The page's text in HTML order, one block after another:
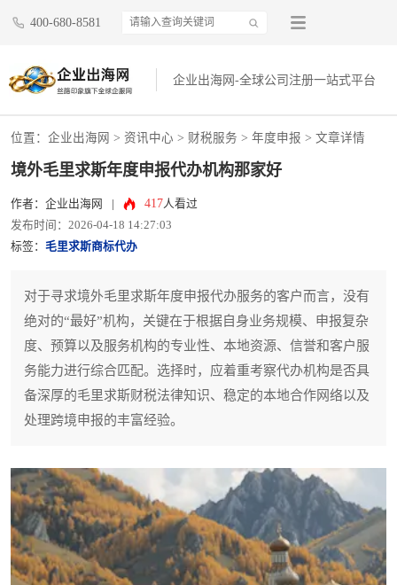
400-680-8581
企业出海网-全球公司注册一站式平台
位置： 企业出海网 > 资讯中心 > 财税服务 > 年度申报 > 文章详情
境外毛里求斯年度申报代办机构那家好
作者：企业出海网 417人看过
发布时间：2026-04-18 14:27:03
标签： 毛里求斯商标代办
对于寻求境外毛里求斯年度申报代办服务的客户而言，没有
绝对的“最好”机构，关键在于根据自身业务规模、申报复杂
度、预算以及服务机构的专业性、本地资源、信誉和客户服
务能力进行综合匹配。选择时，应着重考察代办机构是否具
备深厚的毛里求斯财税法律知识、稳定的本地合作网络以及
处理跨境申报的丰富经验。